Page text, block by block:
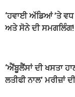
‘ਹਵਾਈ ਅੱਡਿਆਂ ’ਤੇ ਵਧ
ਅਤੇ ਸੋਨੇ ਦੀ ਸਮਗਲਿੰਗ!
‘ਐਂਬੂਲੈਂਸਾਂ ਦੀ ਖਸਤਾ
ਲਤੀਫੀ ਨਾਲ’ ਮਰੀਜ਼ਾਂ